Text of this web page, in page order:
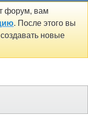
форум, вам
. После этого вы
новые